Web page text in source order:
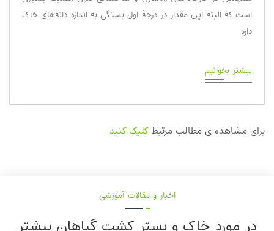
است که البته این مقدار در درجهٔ اول بستگی به اندازه دانه‌های خاک
دارد.
بیشتر بخوانیم
برای مشاهده ی مطالب مرتبطکلیک کنید
اخبار و مقالات آموزشی
در مورد خاک و بستر کشت گیاهان بیشتر